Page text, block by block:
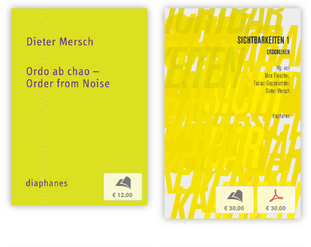
b
€ 12,00 b
€ 30,00
p
€ 30,00